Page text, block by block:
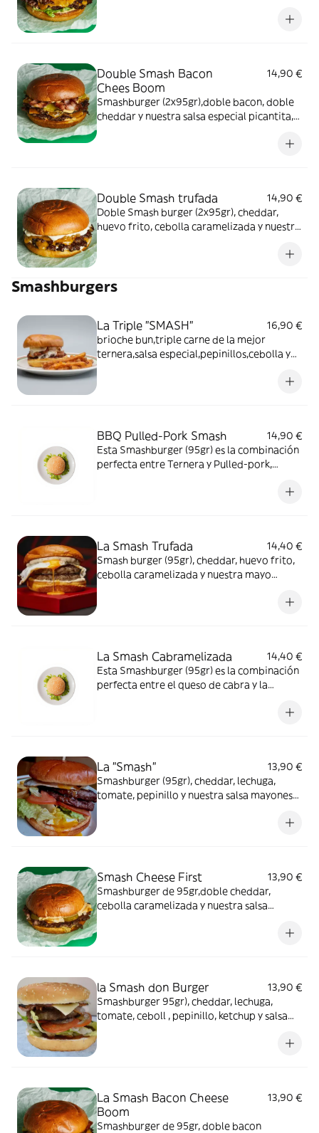
Double Smash Bacon
Chees Boom
14,90 €
Smashburger (2x95gr),doble bacon, doble
cheddar y nuestra salsa especial picantita,
Double Smash trufada
14,90 €
Doble Smash burger (2x95gr), cheddar,
huevo frito, cebolla caramelizada y nuestra
Smashburgers
La Triple "SMASH"
16,90 €
brioche bun,triple carne de la mejor
ternera,salsa especial,pepinillos,cebolla y
BBQ Pulled-Pork Smash
14,90 €
Esta Smashburger (95gr) es la combinación
perfecta entre Ternera y Pulled-pork,
La Smash Trufada
14,40 €
Smash burger (95gr), cheddar, huevo frito,
cebolla caramelizada y nuestra mayo
La Smash Cabramelizada
14,40 €
Esta Smashburger (95gr) es la combinación
perfecta entre el queso de cabra y la
La "Smash"
13,90 €
Smashburger (95gr), cheddar, lechuga,
tomate, pepinillo y nuestra salsa mayonesa
Smash Cheese First
13,90 €
Smashburger de 95gr,doble cheddar,
cebolla caramelizada y nuestra salsa
la Smash don Burger
13,90 €
Smashburger 95gr), cheddar, lechuga,
tomate, ceboll , pepinillo, ketchup y salsa
La Smash Bacon Cheese
Boom
13,90 €
Smashburger de 95gr, doble bacon